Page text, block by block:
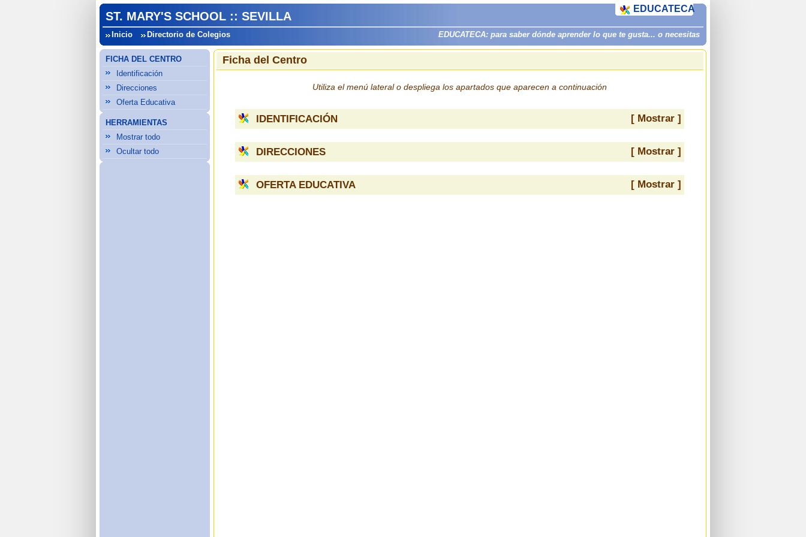
ST. MARY'S SCHOOL :: SEVILLA
Inicio Directorio de Colegios EDUCATECA: para saber dónde aprender lo que te gusta... o necesitas
EDUCATECA
FICHA DEL CENTRO
Identificación
Direcciones
Oferta Educativa
HERRAMIENTAS
Mostrar todo
Ocultar todo
Ficha del Centro
Utiliza el menú lateral o despliega los apartados que aparecen a continuación
IDENTIFICACIÓN [ Mostrar ]
DIRECCIONES [ Mostrar ]
OFERTA EDUCATIVA [ Mostrar ]